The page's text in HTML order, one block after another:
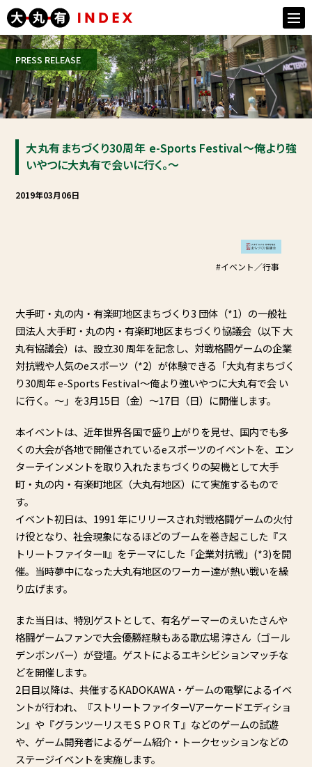
PRESS RELEASE
⼤丸有まちづくり30周年 e-Sports Festival〜俺より強
いやつに⼤丸有で会いに⾏く。〜
2019年03月06日
#イベント／行事
⼤⼿町・丸の内・有楽町地区まちづくり3 団体（*1）の⼀般社
団法⼈ ⼤⼿町・丸の内・有楽町地区まちづくり協議会（以下 ⼤
丸有協議会）は、設⽴30 周年を記念し、対戦格闘ゲームの企業
対抗戦や⼈気のeスポーツ（*2）が体験できる「⼤丸有まちづく
り30周年 e-Sports Festival〜俺より強いやつに⼤丸有で会 い
に⾏く。〜」を3⽉15⽇（⾦）〜17⽇（⽇）に開催します。
本イベントは、近年世界各国で盛り上がりを⾒せ、国内でも多
くの⼤会が各地で開催されているeスポーツのイベントを、エン
ターテインメントを取り⼊れたまちづくりの契機として⼤⼿
町・丸の内・有楽町地区（⼤丸有地区）にて実施するもので
す。
イベント初⽇は、1991 年にリリースされ対戦格闘ゲームの⽕付
け役となり、社会現象になるほどのブームを巻き起こした『ス
トリートファイターⅡ』をテーマにした「企業対抗戦」(*3)を開
催。当時夢中になった⼤丸有地区のワーカー達が熱い戦いを繰
り広げます。
また当⽇は、特別ゲストとして、有名ゲーマーのえいたさんや
格闘ゲームファンで⼤会優勝経験もある歌広場 淳さん（ゴール
デンボンバー）が登壇。ゲストによるエキシビションマッチな
どを開催します。
2⽇⽬以降は、共催するKADOKAWA・ゲームの電撃によるイベ
ントが⾏われ、『ストリートファイターVアーケードエディショ
ン』や『グランツーリスモＳＰＯＲＴ』などのゲームの試遊
や、ゲーム開発者によるゲーム紹介・トークセッションなどの
ステージイベントを実施します。